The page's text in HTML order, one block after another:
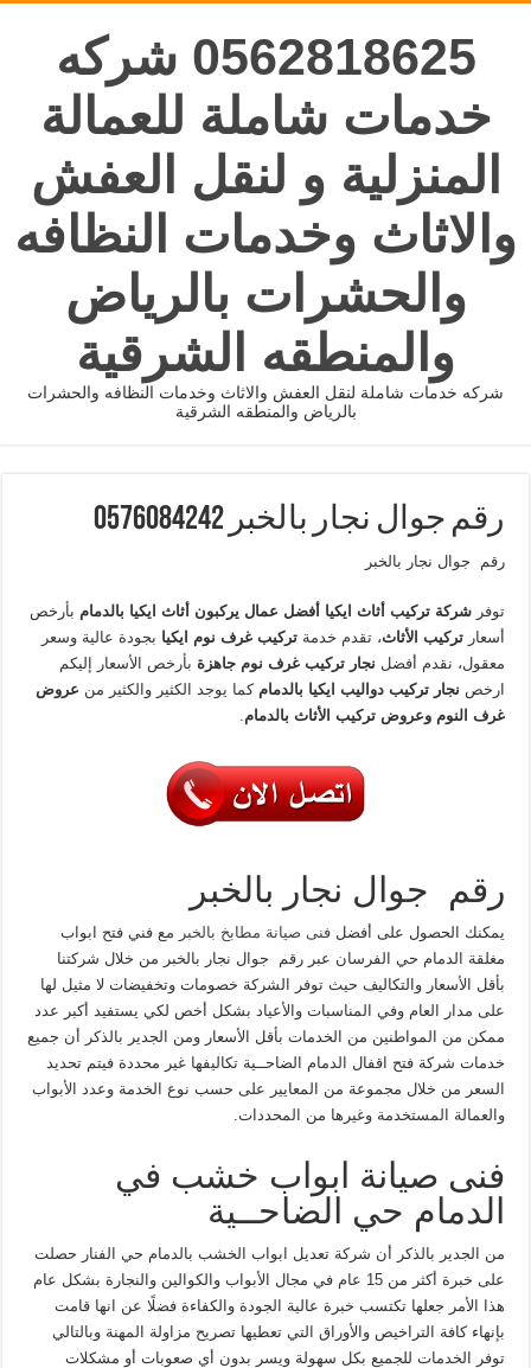
0562818625 شركه
خدمات شاملة للعمالة
المنزلية و لنقل العفش
والاثاث وخدمات النظافه
والحشرات بالرياض
والمنطقه الشرقية
شركه خدمات شاملة لنقل العفش والاثاث وخدمات النظافه والحشرات
بالرياض والمنطقه الشرقية
رقم جوال نجار بالخبر 0576084242
رقم جوال نجار بالخبر
توفرشركة تركيب أثاث ايكيا أفضل عمال يركبون أثاث ايكيا بالدمام بأرخص
أسعارتركيب الأثاث، تقدم خدمةتركيب غرف نوم ايكيا بجودة عالية وسعر
معقول، نقدم أفضل نجار تركيب غرف نوم جاهزة بأرخص الأسعار إليكم
ارخص نجار تركيب دواليب ايكيا بالدمام كما يوجد الكثير والكثير من عروض
غرف النوم وعروض تركيب الأثاث بالدمام.
رقم جوال نجار بالخبر
يمكنك الحصول على أفضلفنى صيانة مطابخ بالخبر مع فني فتح ابواب
مغلقة الدمام حي الفرسان عبر رقم جوال نجار بالخبر من خلال شركتنا
بأقل الأسعار والتكاليف حيث توفر الشركة خصومات وتخفيضات لا مثيل لها
على مدار العام وفي المناسبات والأعياد بشكل أخص لكي يستفيد أكبر عدد
ممكن من المواطنين من الخدمات بأقل الأسعار ومن الجدير بالذكر أن جميع
خدمات شركة فتح اقفال الدمام الضاحــية تكاليفها غير محددة فيتم تحديد
السعر من خلال مجموعة من المعايير على حسب نوع الخدمة وعدد الأبواب
والعمالة المستخدمة وغيرها من المحددات.
فنى صيانة ابواب خشب في
الدمام حي الضاحــية
من الجدير بالذكر أن شركة تعديل ابواب الخشب بالدمام حي الفنار حصلت
على خبرة أكثر من 15 عام في مجال الأبواب والكوالين والنجارة بشكل عام
هذا الأمر جعلها تكتسب خبرة عالية الجودة والكفاءة فضلًا عن انها قامت
بإنهاء كافة التراخيص والأوراق التي تعطيها تصريح مزاولة المهنة وبالتالي
توفر الخدمات للجميع بكل سهولة ويسر بدون أي صعوبات أو مشكلات